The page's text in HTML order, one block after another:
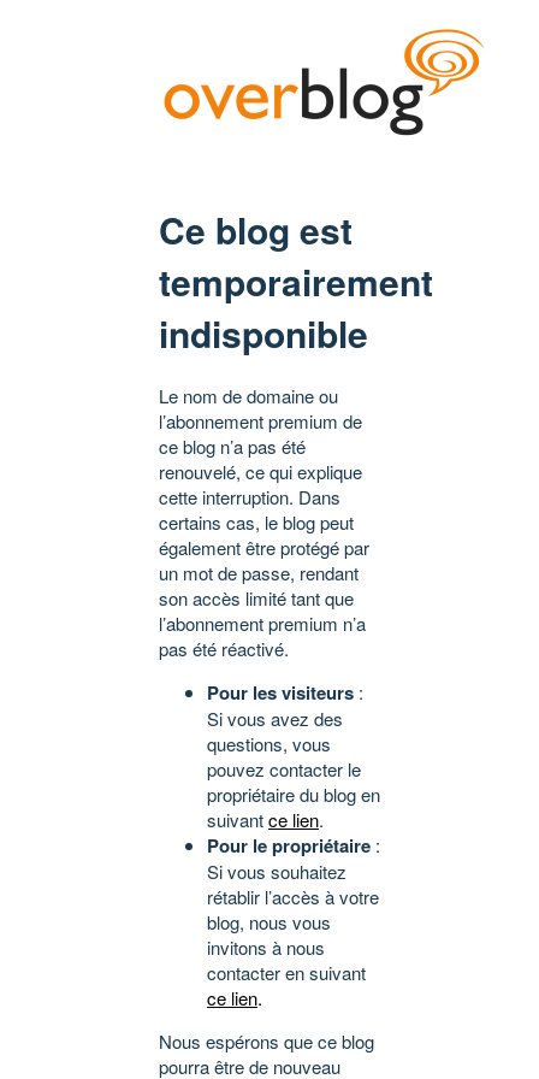
Ce blog est
temporairement
indisponible
Le nom de domaine ou
l’abonnement premium de
ce blog n’a pas été
renouvelé, ce qui explique
cette interruption. Dans
certains cas, le blog peut
également être protégé par
un mot de passe, rendant
son accès limité tant que
l’abonnement premium n’a
pas été réactivé.
Pour les visiteurs :
Si vous avez des
questions, vous
pouvez contacter le
propriétaire du blog en
suivantce lien.
Pour le propriétaire :
Si vous souhaitez
rétablir l’accès à votre
blog, nous vous
invitons à nous
contacter en suivant
ce lien.
Nous espérons que ce blog
pourra être de nouveau